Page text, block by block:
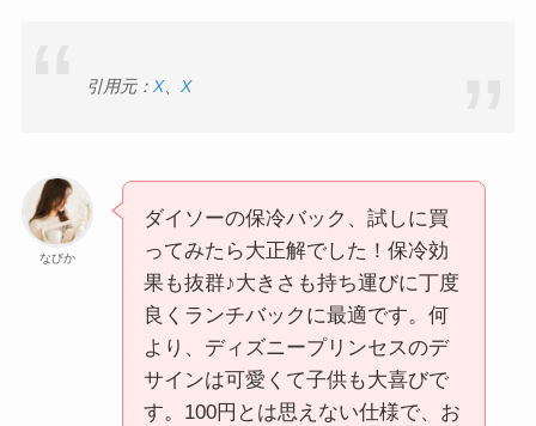
引用元： X、 X
なびか
ダイソーの保冷バック、試しに買
ってみたら大正解でした！保冷効
果も抜群♪大きさも持ち運びに丁度
良くランチバックに最適です。何
より、ディズニープリンセスのデ
サインは可愛くて子供も大喜びで
す。100円とは思えない仕様で、お